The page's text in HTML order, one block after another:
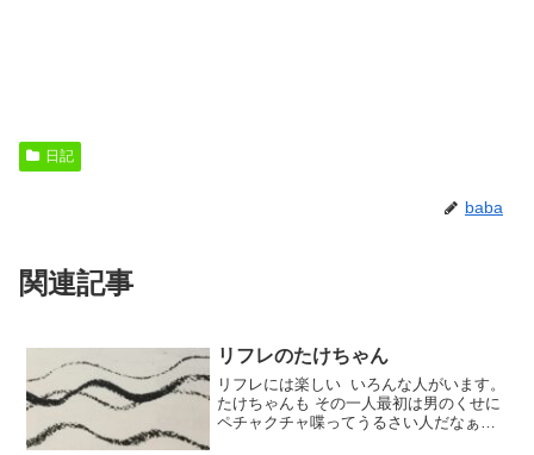
日記
baba
関連記事
リフレのたけちゃん
リフレには楽しい いろんな人がいます。
たけちゃんも その一人最初は男のくせに
ペチャクチャ喋ってうるさい人だなぁ〜